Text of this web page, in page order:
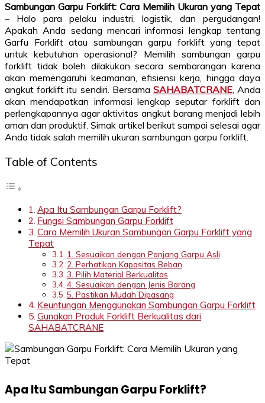
Sambungan Garpu Forklift: Cara Memilih Ukuran yang Tepat
– Halo para pelaku industri, logistik, dan pergudangan!
Apakah Anda sedang mencari informasi lengkap tentang
Garfu Forklift atau sambungan garpu forklift yang tepat
untuk kebutuhan operasional? Memilih sambungan garpu
forklift tidak boleh dilakukan secara sembarangan karena
akan memengaruhi keamanan, efisiensi kerja, hingga daya
angkut forklift itu sendiri. Bersama SAHABATCRANE, Anda
akan mendapatkan informasi lengkap seputar forklift dan
perlengkapannya agar aktivitas angkut barang menjadi lebih
aman dan produktif. Simak artikel berikut sampai selesai agar
Anda tidak salah memilih ukuran sambungan garpu forklift.
Table of Contents
Apa Itu Sambungan Garpu Forklift?
Fungsi Sambungan Garpu Forklift
Cara Memilih Ukuran Sambungan Garpu Forklift yang
Tepat
1. Sesuaikan dengan Panjang Garpu Asli
2. Perhatikan Kapasitas Beban
3. Pilih Material Berkualitas
4. Sesuaikan dengan Jenis Barang
5. Pastikan Mudah Dipasang
Keuntungan Menggunakan Sambungan Garpu Forklift
Gunakan Produk Forklift Berkualitas dari
SAHABATCRANE
Apa Itu Sambungan Garpu Forklift?